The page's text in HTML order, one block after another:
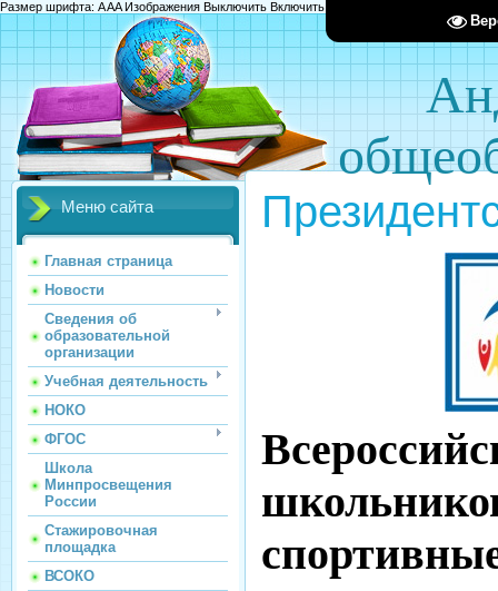
Размер шрифта: AAAИзображения Выключить Включить
Меню сайта
Главная страница
Новости
Сведения об
образовательной
организации
Учебная деятельность
НОКО
ФГОС
Школа
Минпросвещения
России
Стажировочная
площадка
ВСОКО